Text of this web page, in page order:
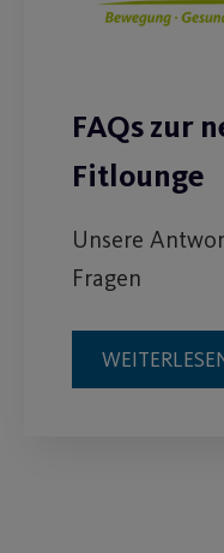
FAQs zur
Fitlounge
Unsere
Fragen